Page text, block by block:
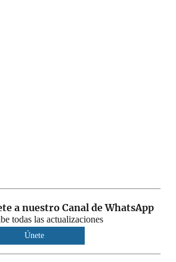
a nuestro Canal de WhatsApp
todas las actualizaciones
Únete